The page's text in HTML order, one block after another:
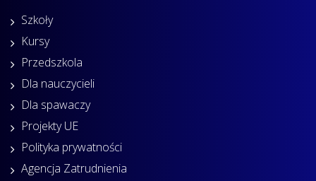
Szkoły
Kursy
Przedszkola
Dla nauczycieli
Dla spawaczy
Projekty UE
Polityka prywatności
Agencja Zatrudnienia